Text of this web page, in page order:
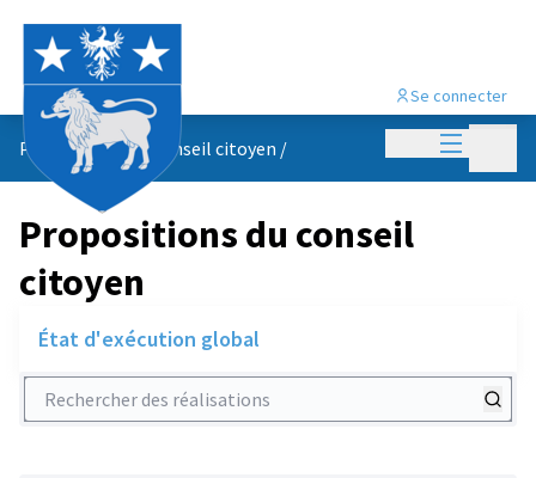
Menu
Se connecter
Propositions du conseil citoyen /
Propositions du conseil
citoyen
État d'exécution global
Rechercher des réalisations